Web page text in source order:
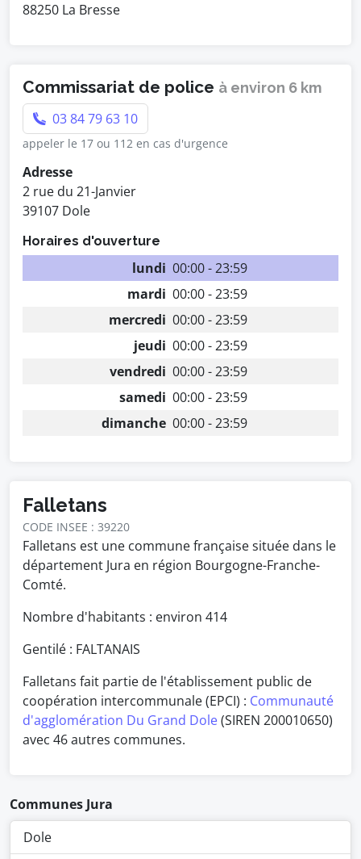
88250 La Bresse
Commissariat de police à environ 6 km
03 84 79 63 10
appeler le 17 ou 112 en cas d'urgence
Adresse
2 rue du 21-Janvier
39107 Dole
Horaires d'ouverture
lundi 00:00 - 23:59
mardi 00:00 - 23:59
mercredi 00:00 - 23:59
jeudi 00:00 - 23:59
vendredi 00:00 - 23:59
samedi 00:00 - 23:59
dimanche 00:00 - 23:59
Falletans
CODE INSEE : 39220
Falletans est une commune française située dans le
département Jura en région Bourgogne-Franche-
Comté.
Nombre d'habitants : environ 414
Gentilé : FALTANAIS
Falletans fait partie de l'établissement public de
coopération intercommunale (EPCI) : Communauté
d'agglomération Du Grand Dole(SIREN 200010650)
avec 46 autres communes.
Communes Jura
Dole